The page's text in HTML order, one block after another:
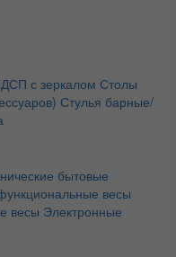
с зеркалом Столы
Стулья барные/
бытовые
весы
весы Электронные